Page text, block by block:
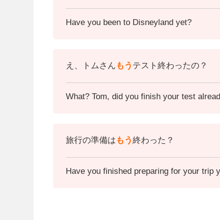
Have you been to Disneyland yet?
え、トムさん もう テスト終わったの？
What? Tom, did you finish your test
旅行の準備は もう終わった？
Have you finished preparing for your trip